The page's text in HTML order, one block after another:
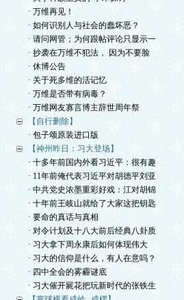
· 万维再见！
· 如何识别人与社会的蠢坏恶？
· 请问网管；为何跟帖评论只显示一
· 抄袭在万维不犯法， 因为不要脸
· 休博公告
· 关于死多维的活记忆
· 万维是否带有病毒？
· 万维网友寡言博主辞世周年祭
【自行删除】
· 包子颂原装进口版
【神州昨日：习大登场】
· 十多年前国内外看习近平：很有趣
· 11年前俺代表习近平对胡德平刘亚
· 中共党史浓墨重彩好戏：江对胡锦
· 十年前王岐山就给了大家这把钥匙
· 要命的真话与真相
· 对令计划及十八大前后经典八卦质
· 习大拿下周永康后如何体现伟大
· 习大的信仰是什么，有人在意吗？
· 四中全会的雾霾谜底
· 习大催开屍花把玩新时代的张铁生